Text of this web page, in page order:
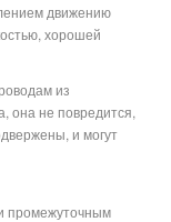
движению
хорошей
из
она не повредится,
и могут
промежуточным